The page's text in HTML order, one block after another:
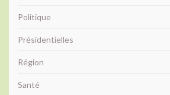
Politique
Présidentielles
Région
Santé